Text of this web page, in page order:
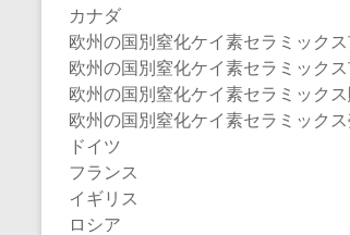
カナダ
欧州の国別窒化ケイ素セラミック
欧州の国別窒化ケイ素セラミック
欧州の国別窒化ケイ素セラミック
欧州の国別窒化ケイ素セラミックス
ドイツ
フランス
イギリス
ロシア